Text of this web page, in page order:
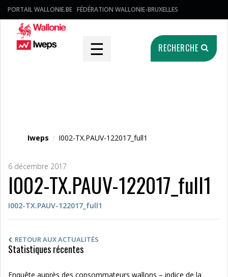
PORTAIL WALLONIE.BE FÉDÉRATION WALLONIE-BRUXELLES
☰ RECHERCHE
Iweps / I002-TX.PAUV-122017_full1
6 décembre 2017
I002-TX.PAUV-122017_full1
I002-TX.PAUV-122017_full1
RETOUR AUX ACTUALITÉS
Statistiques récentes
Enquête auprès des consommateurs wallons – indice de la